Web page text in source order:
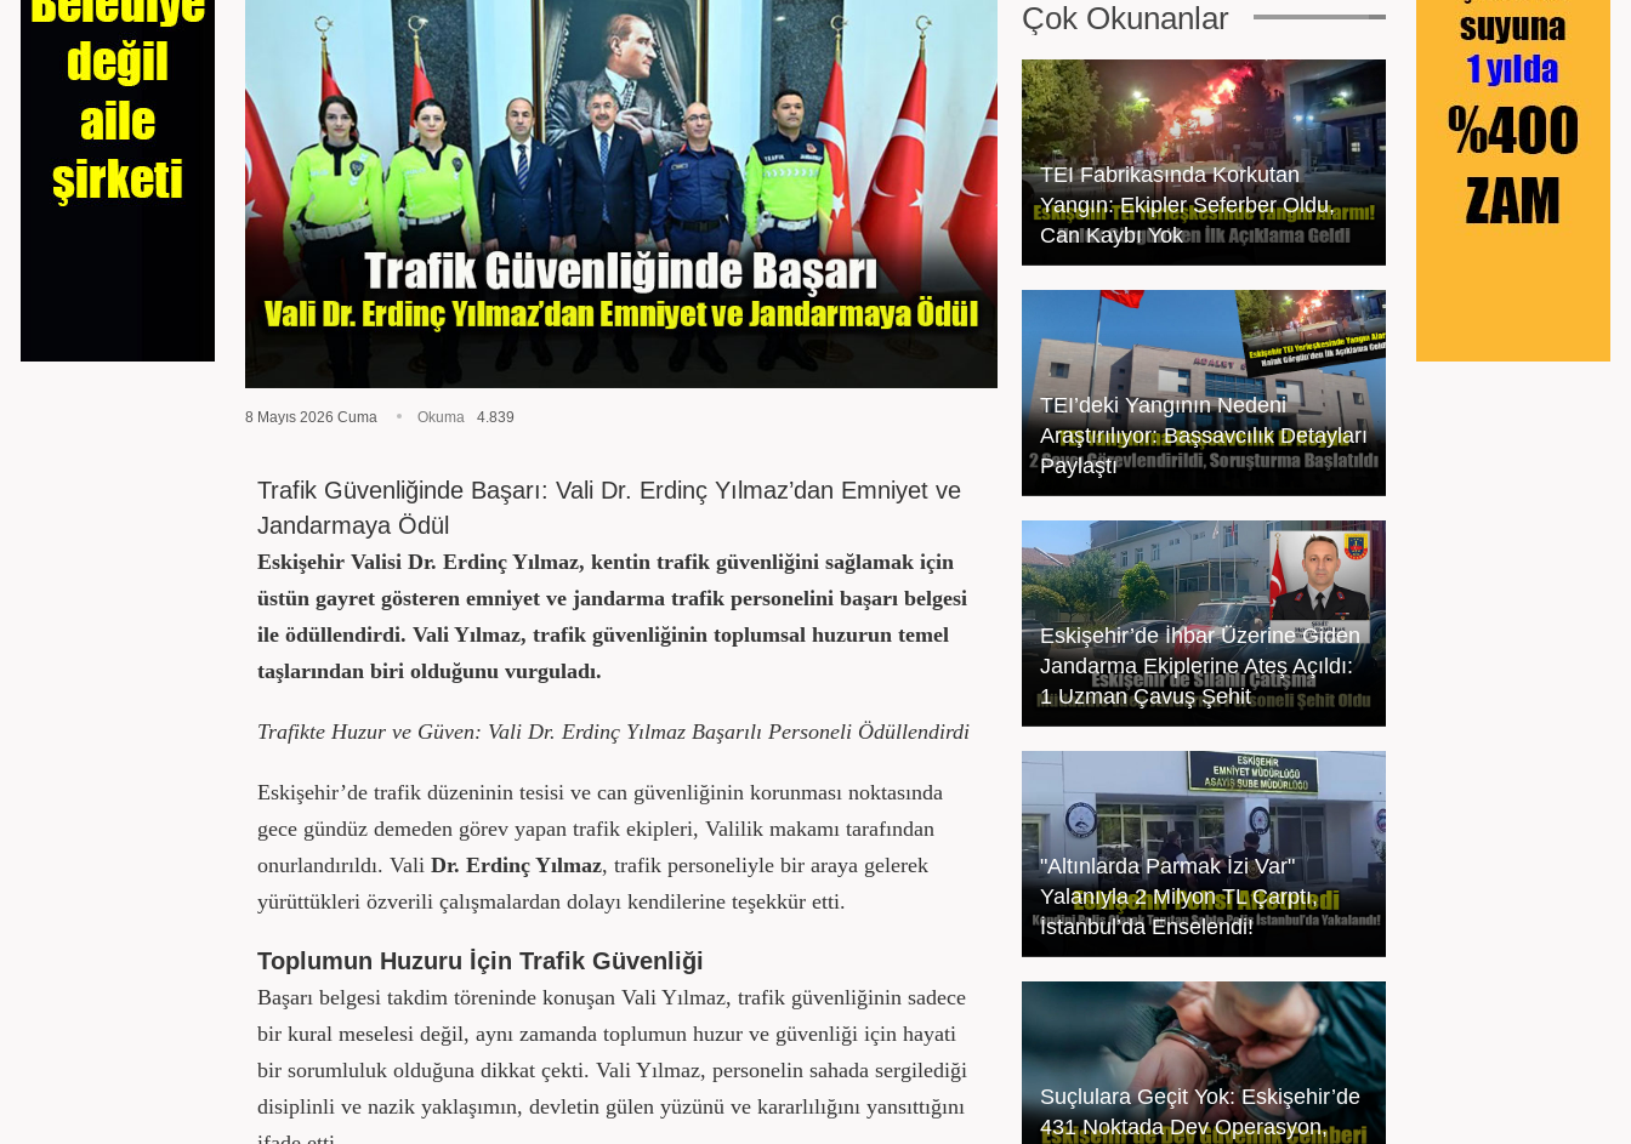
8 Mayıs 2026 Cuma Okuma 4.839
Trafik Güvenliğinde Başarı: Vali Dr. Erdinç Yılmaz’dan Emniyet ve
Jandarmaya Ödül
Eskişehir Valisi Dr. Erdinç Yılmaz, kentin trafik güvenliğini sağlamak için
üstün gayret gösteren emniyet ve jandarma trafik personelini başarı belgesi
ile ödüllendirdi. Vali Yılmaz, trafik güvenliğinin toplumsal huzurun temel
taşlarından biri olduğunu vurguladı.
Trafikte Huzur ve Güven: Vali Dr. Erdinç Yılmaz Başarılı Personeli Ödüllendirdi
Eskişehir’de trafik düzeninin tesisi ve can güvenliğinin korunması noktasında
gece gündüz demeden görev yapan trafik ekipleri, Valilik makamı tarafından
onurlandırıldı. Vali Dr. Erdinç Yılmaz, trafik personeliyle bir araya gelerek
yürüttükleri özverili çalışmalardan dolayı kendilerine teşekkür etti.
Toplumun Huzuru İçin Trafik Güvenliği
Başarı belgesi takdim töreninde konuşan Vali Yılmaz, trafik güvenliğinin sadece
bir kural meselesi değil, aynı zamanda toplumun huzur ve güvenliği için hayati
bir sorumluluk olduğuna dikkat çekti. Vali Yılmaz, personelin sahada sergilediği
disiplinli ve nazik yaklaşımın, devletin gülen yüzünü ve kararlılığını yansıttığını
Çok Okunanlar
TEI Fabrikasında Korkutan
Yangın: Ekipler Seferber Oldu,
Can Kaybı Yok
TEI’deki Yangının Nedeni
Araştırılıyor: Başsavcılık Detayları
Paylaştı
Eskişehir’de İhbar Üzerine Giden
Jandarma Ekiplerine Ateş Açıldı:
1 Uzman Çavuş Şehit
"Altınlarda Parmak İzi Var"
Yalanıyla 2 Milyon TL Çarptı,
İstanbul’da Enselendi!
Suçlulara Geçit Yok: Eskişehir’de
431 Noktada Dev Operasyon,